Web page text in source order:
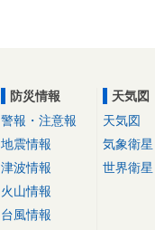
防災情報
警報・注意報
地震情報
津波情報
火山情報
台風情報
天気図
天気図
気象衛星
世界衛星